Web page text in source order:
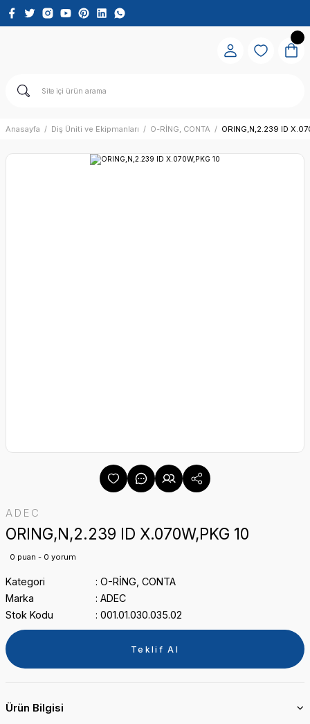
Anasayfa Diş Üniti ve Ekipmanları O-RİNG, CONTA ORING,N,2.239 ID
ADEC
ORING,N,2.239 ID X.070W,PKG 10
0 puan - 0 yorum
Kategori
O-RİNG, CONTA
Marka
ADEC
Stok Kodu
001.01.030.035.02
Teklif Al
Ürün Bilgisi